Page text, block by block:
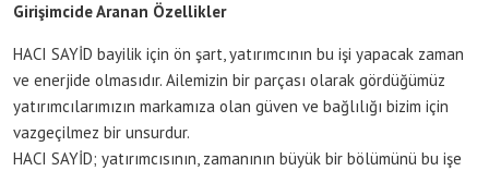
Girişimcide Aranan Özellikler
HACI SAYİD bayilik için ön şart, yatırımcının bu işi yapacak zaman
ve enerjide olmasıdır. Ailemizin bir parçası olarak gördüğümüz
yatırımcılarımızın markamıza olan güven ve bağlılığı bizim için
vazgeçilmez bir unsurdur.
HACI SAYİD; yatırımcısının, zamanının büyük bir bölümünü bu işe